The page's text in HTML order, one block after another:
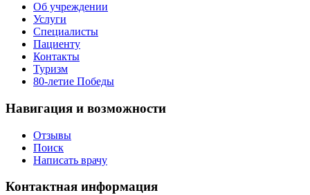
Об учреждении
Услуги
Специалисты
Пациенту
Контакты
Туризм
80-летие Победы
Навигация и возможности
Отзывы
Поиск
Написать врачу
Контактная информация